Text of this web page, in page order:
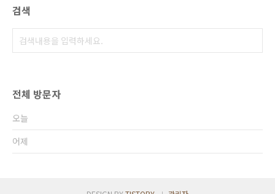
검색
전체 방문자
오늘
어제